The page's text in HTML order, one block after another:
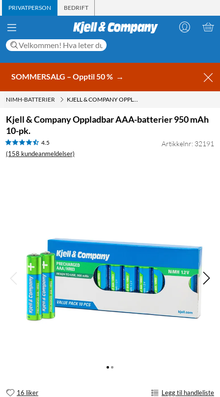
PRIVATPERSON BEDRIFT
SOMMERSALG – Opptil 50 % →
NIMH-BATTERIER KJELL & COMPANY OPPLADBAR AAA-BATTERIER 950 MAH 10-PK.
Kjell & Company Oppladbar AAA-batterier 950 mAh
10-pk.
4.5
(158 kundeanmeldelser)
Artikkelnr: 32191
16 liker Legg til handleliste